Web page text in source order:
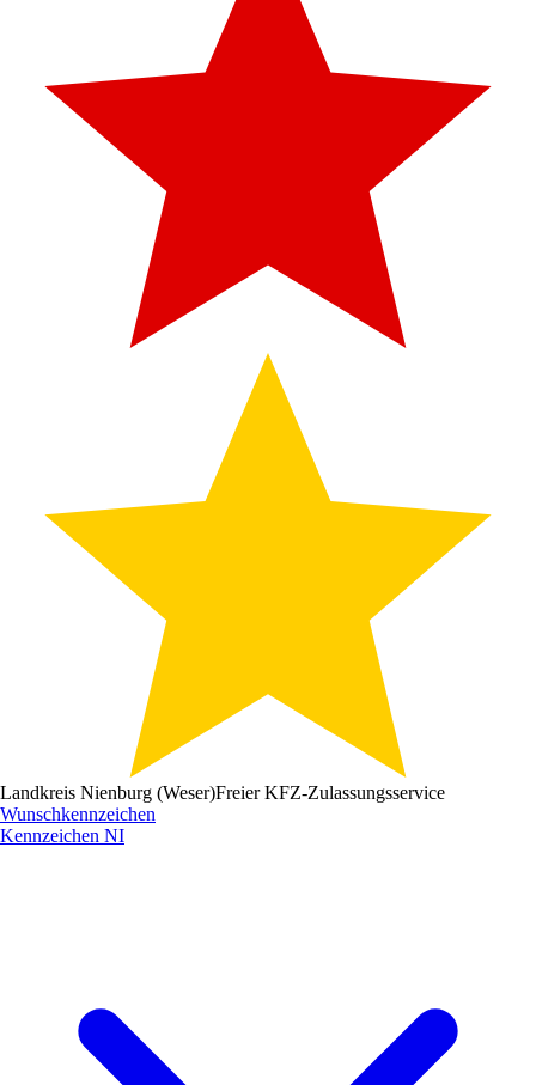
Landkreis Nienburg (Weser)Freier KFZ-Zulassungsservice
Wunschkennzeichen
Kennzeichen NI